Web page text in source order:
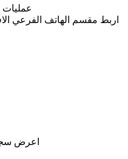
عمليات
اربط مقسم الهاتف الفرعي
اعرض